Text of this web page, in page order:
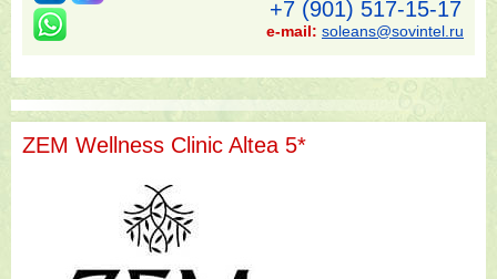
+7 (901) 517-15-17
e-mail: soleans@sovintel.ru
ZEM Wellness Clinic Altea 5*